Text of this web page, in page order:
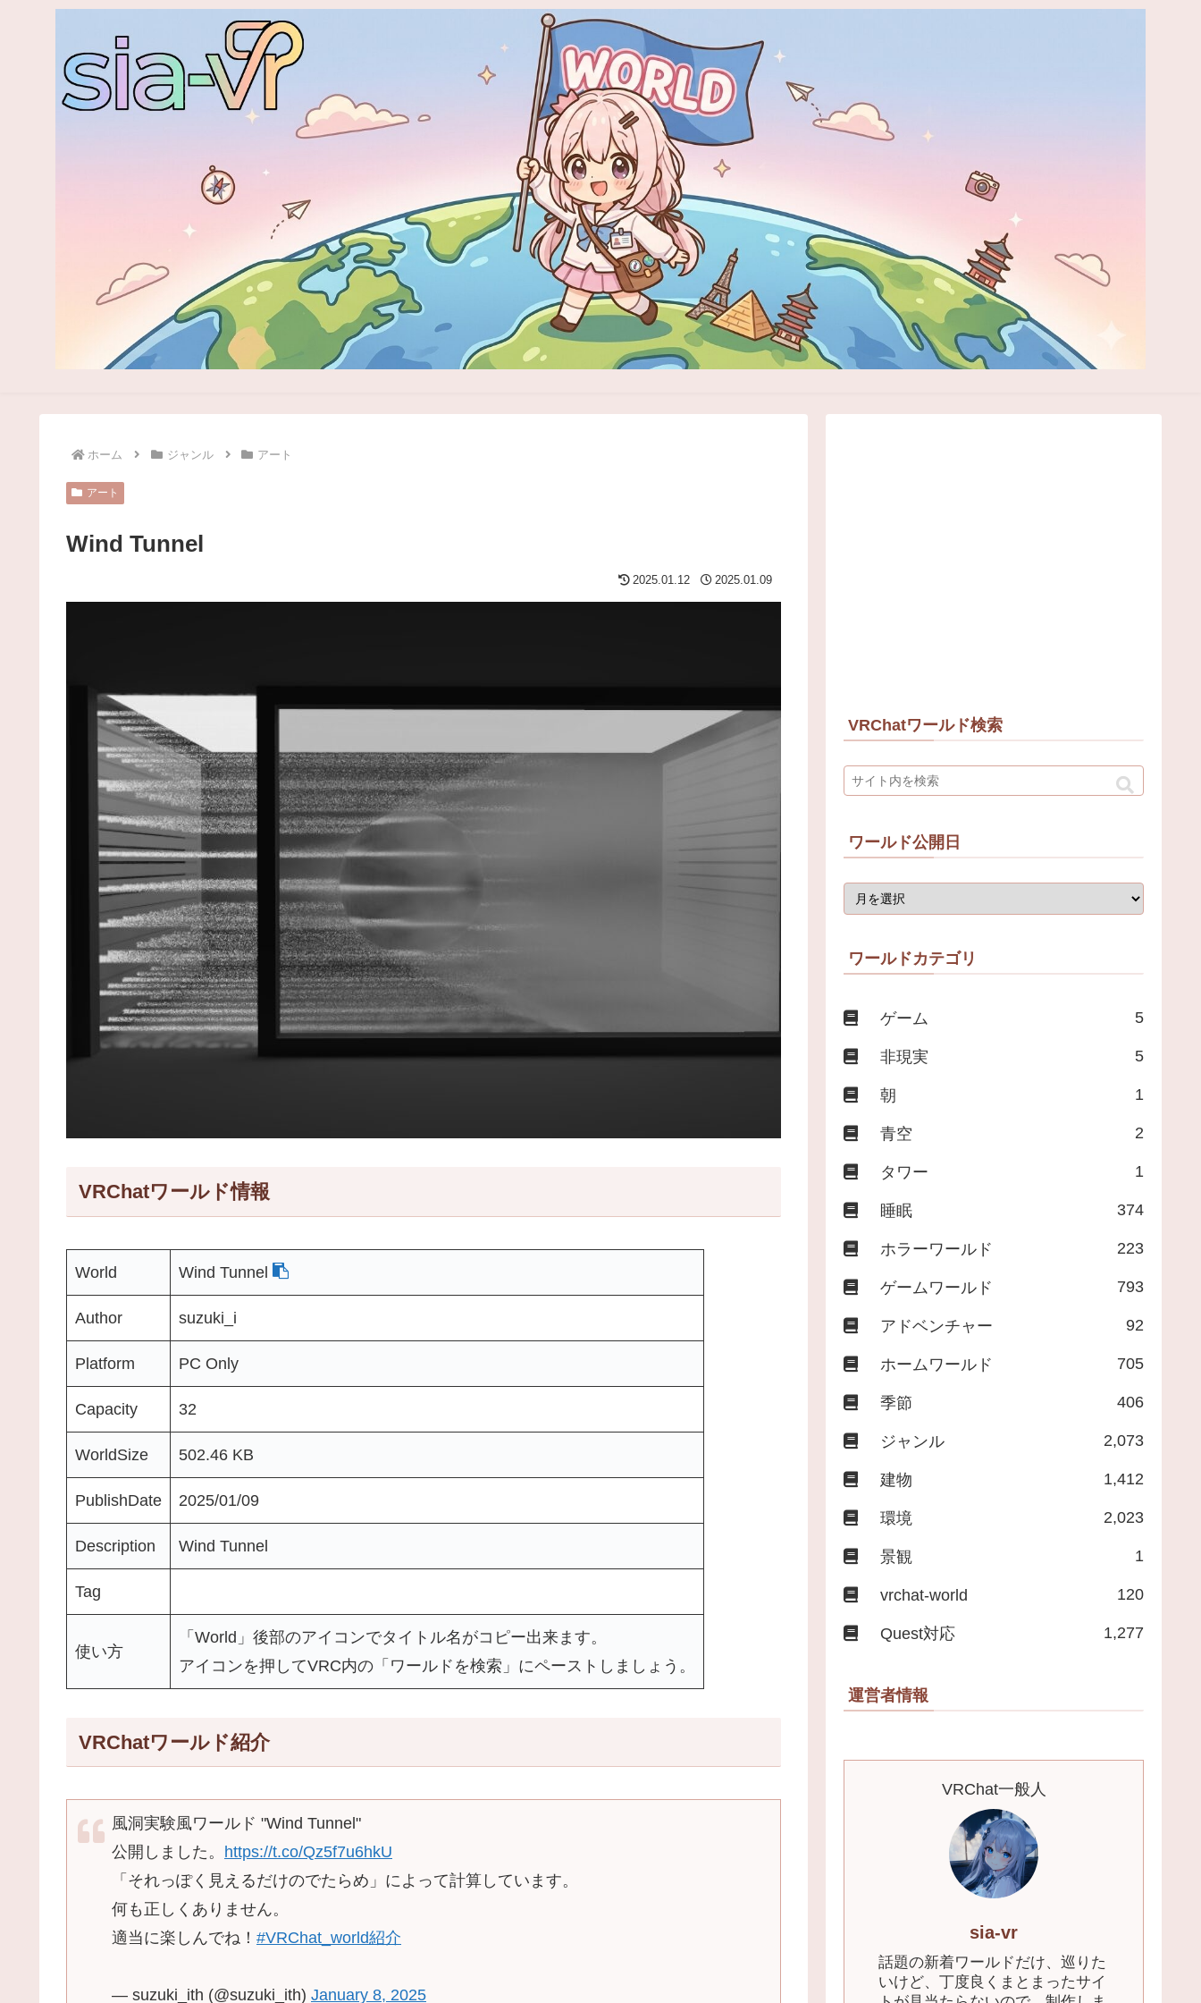
ホーム ジャンル アート
アート
Wind Tunnel
2025.01.12 2025.01.09
VRChatワールド情報
World Wind Tunnel
Author suzuki_i
Platform PC Only
Capacity 32
WorldSize 502.46 KB
PublishDate 2025/01/09
Description Wind Tunnel
Tag
使い方
「World」後部のアイコンでタイトル名がコピー出来ます。
アイコンを押してVRC内の「ワールドを検索」にペーストしましょう。
VRChatワールド紹介
風洞実験風ワールド "Wind Tunnel"
公開しました。 https://t.co/Qz5f7u6hkU
「それっぽく見えるだけのでたらめ」によって計算しています。
何も正しくありません。
適当に楽しんでね！ #VRChat_world紹介
— suzuki_ith (@suzuki_ith) January 8, 2025
VRChatワールド検索
ワールド公開日
ワールドカテゴリ
ゲーム 5
非現実 5
朝 1
青空 2
タワー 1
睡眠 374
ホラーワールド 223
ゲームワールド 793
アドベンチャー 92
ホームワールド 705
季節 406
ジャンル 2,073
建物 1,412
環境 2,023
景観 1
vrchat-world 120
Quest対応 1,277
運営者情報
VRChat一般人
sia-vr
話題の新着ワールドだけ、巡りた
いけど、丁度良くまとまったサイ